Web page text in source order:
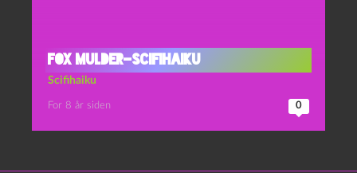
Fox Mulder-Scifihaiku
Scifihaiku
For 8 år siden 0